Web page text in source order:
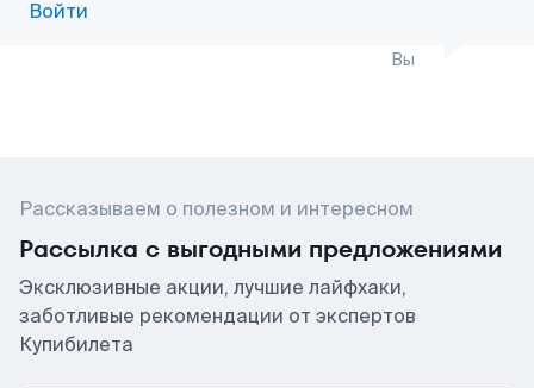
Войти
Вы
Рассказываем о полезном и интересном
Рассылка с выгодными предложениями
Эксклюзивные акции, лучшие лайфхаки,
заботливые рекомендации от экспертов
Купибилета